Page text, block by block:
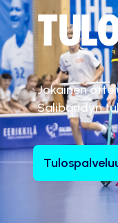
Jokainen
Salibandyn